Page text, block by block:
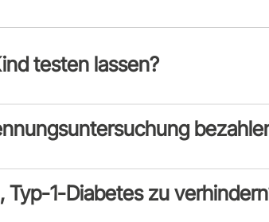
testen lassen?
Typ-1-Diabetes zu